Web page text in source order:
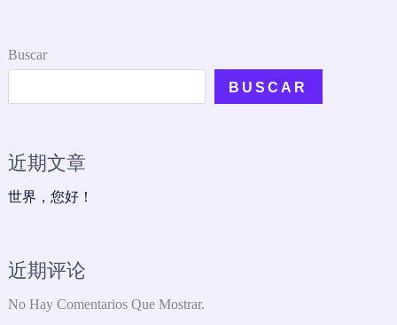
Buscar
BUSCAR
近期文章
世界，您好！
近期评论
No Hay Comentarios Que Mostrar.